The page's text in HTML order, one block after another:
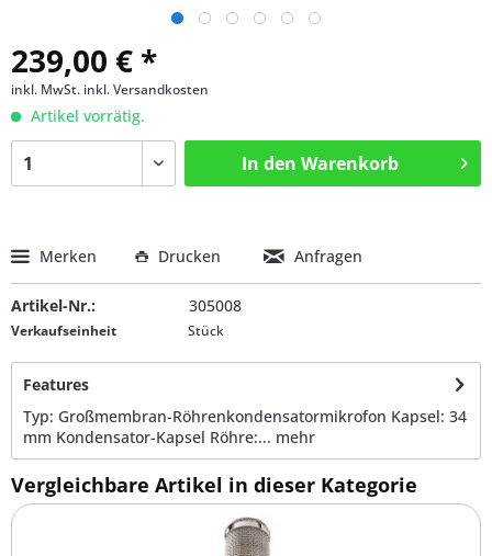
239,00 € *
inkl. MwSt. inkl. Versandkosten
Artikel vorrätig.
In den Warenkorb
Merken Drucken Anfragen
Artikel-Nr.: 305008
Verkaufseinheit Stück
Features
Typ: Großmembran-Röhrenkondensatormikrofon Kapsel: 34
mm Kondensator-Kapsel Röhre:... mehr
Vergleichbare Artikel in dieser Kategorie